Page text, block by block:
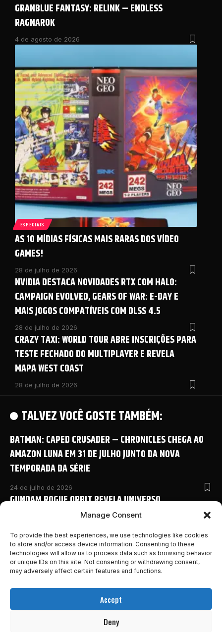
Manage Consent
To provide the best experiences, we use technologies like cookies
to store and/or access device information. Consenting to these
technologies will allow us to process data such as browsing behavior
or unique IDs on this site. Not consenting or withdrawing consent,
may adversely affect certain features and functions.
Accept
Deny
GRANBLUE FANTASY: RELINK – ENDLESS
RAGNAROK
4 de agosto de 2026
ESPECIAIS
AS 10 MÍDIAS FÍSICAS MAIS RARAS DOS VÍDEO
GAMES!
28 de julho de 2026
NVIDIA DESTACA NOVIDADES RTX COM HALO:
CAMPAIGN EVOLVED, GEARS OF WAR: E-DAY E
MAIS JOGOS COMPATÍVEIS COM DLSS 4.5
28 de julho de 2026
CRAZY TAXI: WORLD TOUR ABRE INSCRIÇÕES PARA
TESTE FECHADO DO MULTIPLAYER E REVELA
MAPA WEST COAST
28 de julho de 2026
TALVEZ VOCÊ GOSTE TAMBÉM:
BATMAN: CAPED CRUSADER – CHRONICLES CHEGA AO
AMAZON LUNA EM 31 DE JULHO JUNTO DA NOVA
TEMPORADA DA SÉRIE
24 de julho de 2026
GUNDAM ROGUE ORBIT REVELA UNIVERSO
COMPARTILHADO COM NOVO ANIME E DETALHES
24 de julho de 2026
MONSTER HUNTER OUTLANDERS ABRE PRÉ-REGISTRO E
REVELA NOVOS DETALHES DA AVENTURA MOBILE DA
FRANQUIA
24 de julho de 2026
MARVEL’S WOLVERINE GANHA NOVO E INSANO TRAILER